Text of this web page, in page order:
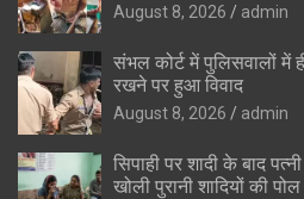
August 8, 2026 admin
संभल कोर्ट में पुलिसवालों में
रखने पर हुआ विवाद
August 8, 2026 admin
सिपाही पर शादी के बाद
खोली पुरानी शादियों की पोल